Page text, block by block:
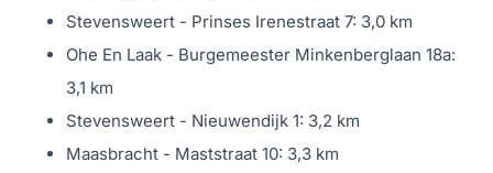
Eerste verdieping: rust en comfort in elke hoek
Boven aangekomen vind je een ruime overloop die
toegang geeft tot drie slaapkamers en de badkamer. De
slaapkamers zijn allemaal ruim bemeten: Slaapkamer 1:
375 x 350 cm, voorzien van een handige trapkast;
Stevensweert - Prinses Irenestraat 7: 3,0 km
Ohe En Laak - Burgemeester Minkenberglaan 18a:
3,1 km
Stevensweert - Nieuwendijk 1: 3,2 km
Maasbracht - Maststraat 10: 3,3 km